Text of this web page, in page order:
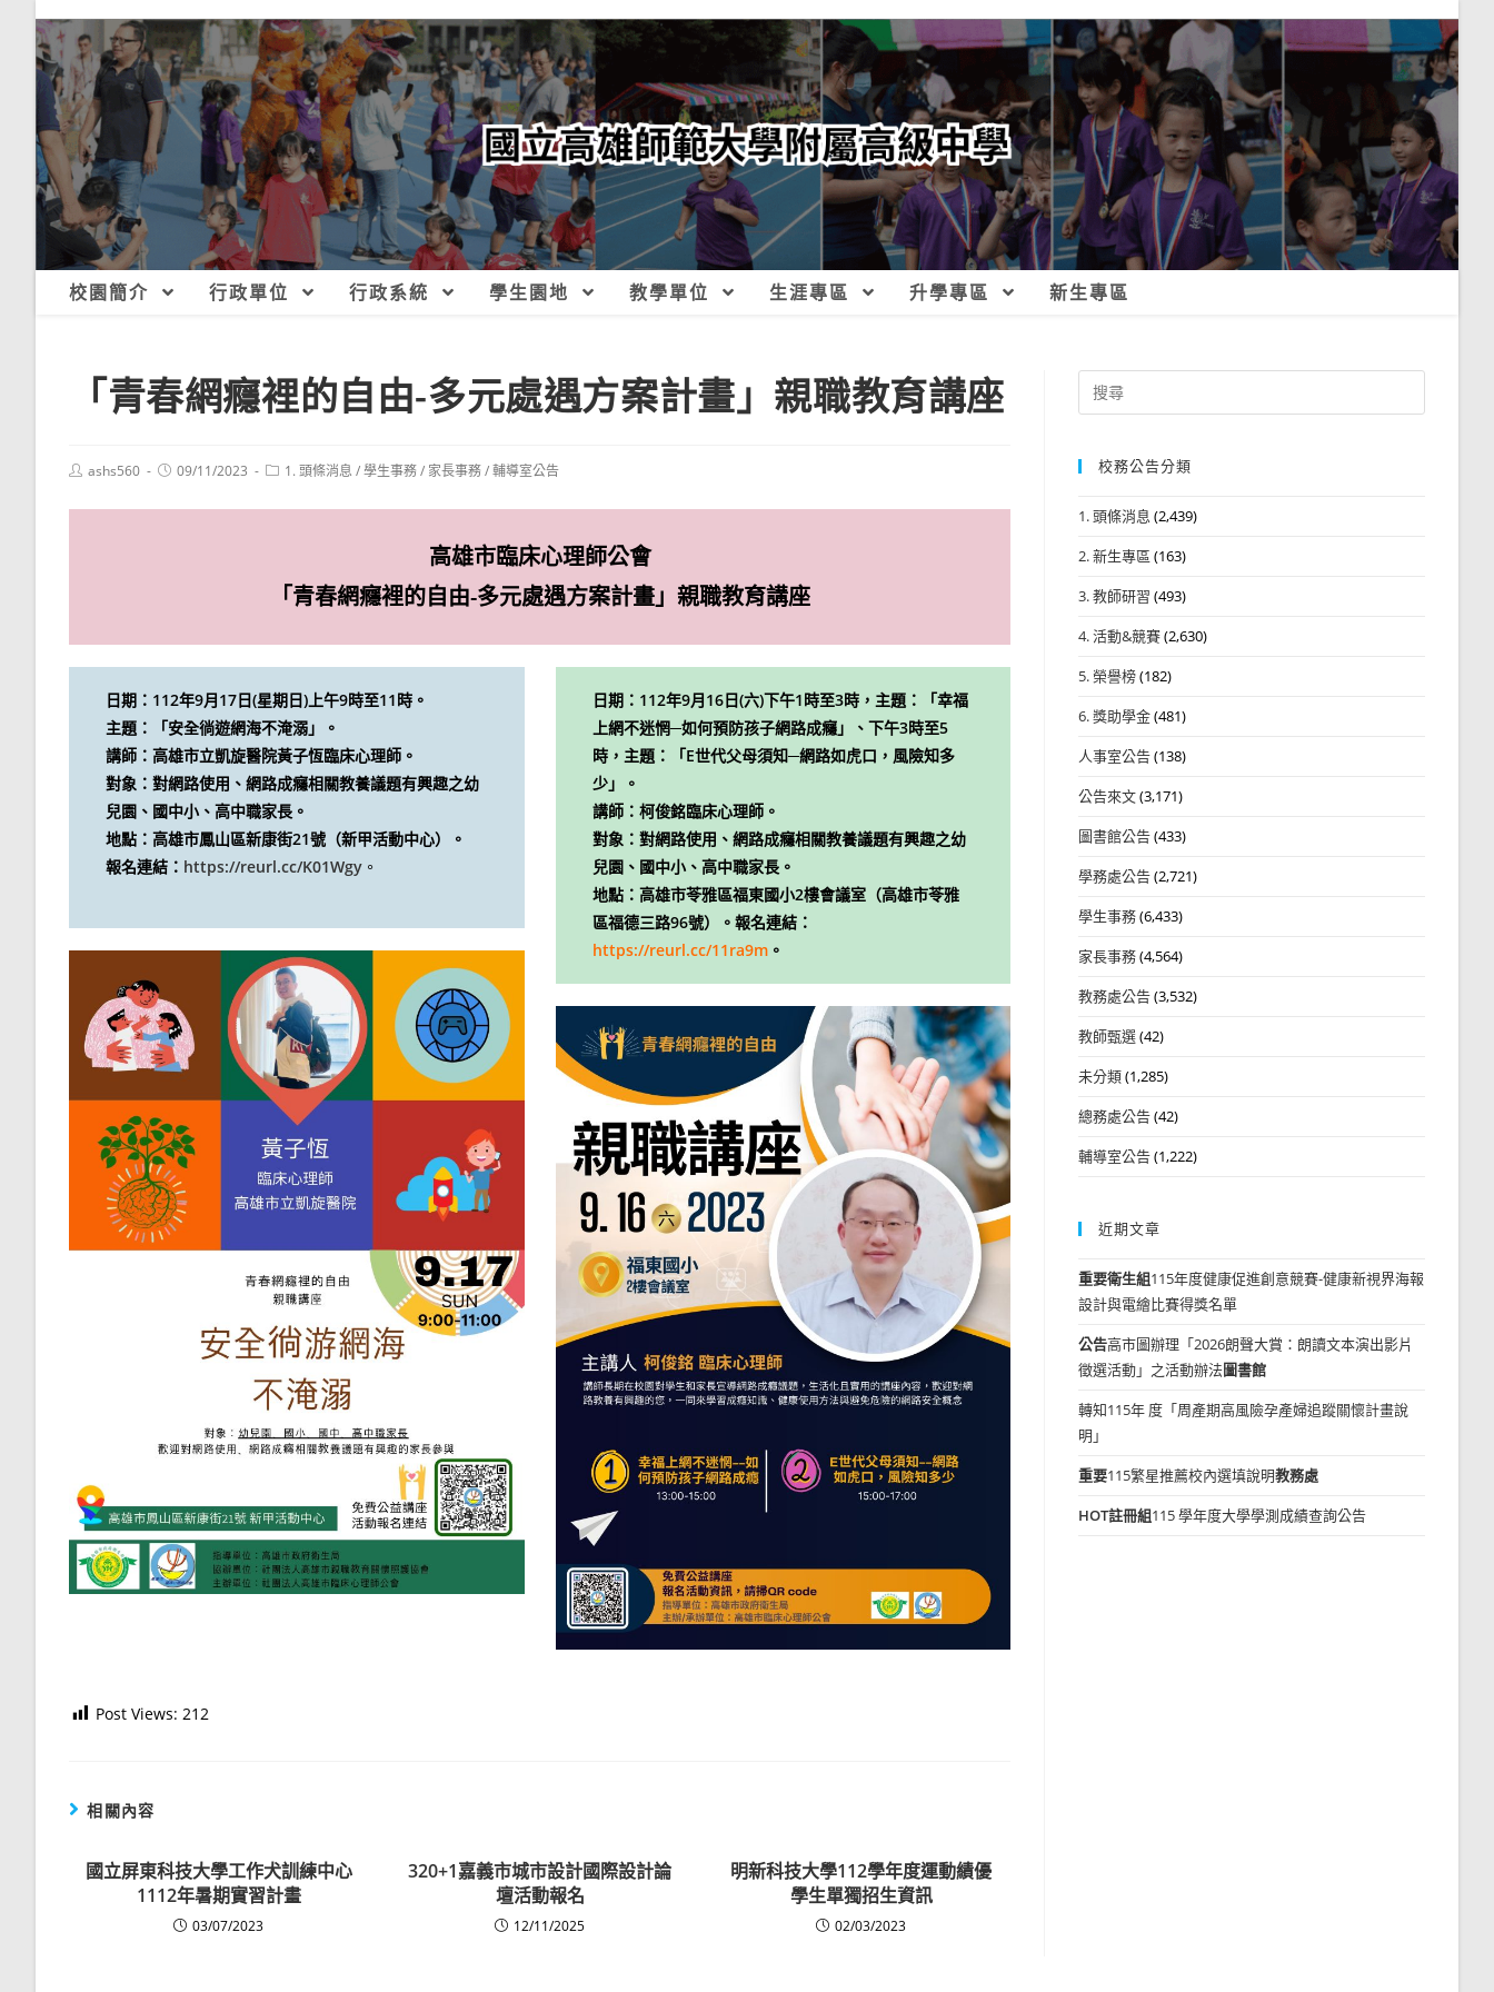
校園簡介 行政單位 行政系統 學生園地 教學單位 生涯專區 升學專區 新生專區
「青春網癮裡的自由-多元處遇方案計畫」親職教育講座
Postashs560
Post09/11/2023
Post1. 頭條消息 /學生事務/ 家長事務/輔導室公告
高雄市臨床心理師公會
「青春網癮裡的自由-多元處遇方案計畫」親職教育講座
日期：112年9月17日(星期日)上午9時至11時。
主題：「安全徜遊網海不淹溺」。
講師：高雄市立凱旋醫院黃子恆臨床心理師。
對象：對網路使用、網路成癮相關教養議題有興趣之幼
兒園、國中小、高中職家長。
地點：高雄市鳳山區新康街21號（新甲活動中心）。
報名連結： https://reurl.cc/K01Wgy 。
日期：112年9月16日(六)下午1時至3時，主題：「幸福
上網不迷惘─如何預防孩子網路成癮」、下午3時至5
時，主題：「E世代父母須知─網路如虎口，風險知多
少」。
講師：柯俊銘臨床心理師。
對象：對網路使用、網路成癮相關教養議題有興趣之幼
兒園、國中小、高中職家長。
地點：高雄市苓雅區福東國小2樓會議室（高雄市苓雅
區福德三路96號）。報名連結：
https://reurl.cc/11ra9m。
Post Views: 212
相關內容
國立屏東科技大學工作犬訓練中心
1112年暑期實習計畫
03/07/2023
320+1嘉義市城市設計國際設計論
壇活動報名
12/11/2025
明新科技大學112學年度運動績優
學生單獨招生資訊
02/03/2023
Search
for:
校務公告分類
1. 頭條消息 (2,439)
2. 新生專區 (163)
3. 教師研習 (493)
4. 活動&競賽(2,630)
5. 榮譽榜(182)
6. 獎助學金(481)
人事室公告(138)
公告來文(3,171)
圖書館公告(433)
學務處公告(2,721)
學生事務(6,433)
家長事務(4,564)
教務處公告(3,532)
教師甄選(42)
未分類(1,285)
總務處公告(42)
輔導室公告(1,222)
近期文章
重要衛生組115年度健康促進創意競賽-健康新視界海報
設計與電繪比賽得獎名單
公告高市圖辦理「2026朗聲大賞：朗讀文本演出影片
徵選活動」之活動辦法圖書館
轉知115年 度「周產期高風險孕產婦追蹤關懷計畫說
明」
重要115繁星推薦校內選填說明教務處
HOT註冊組115 學年度大學學測成績查詢公告